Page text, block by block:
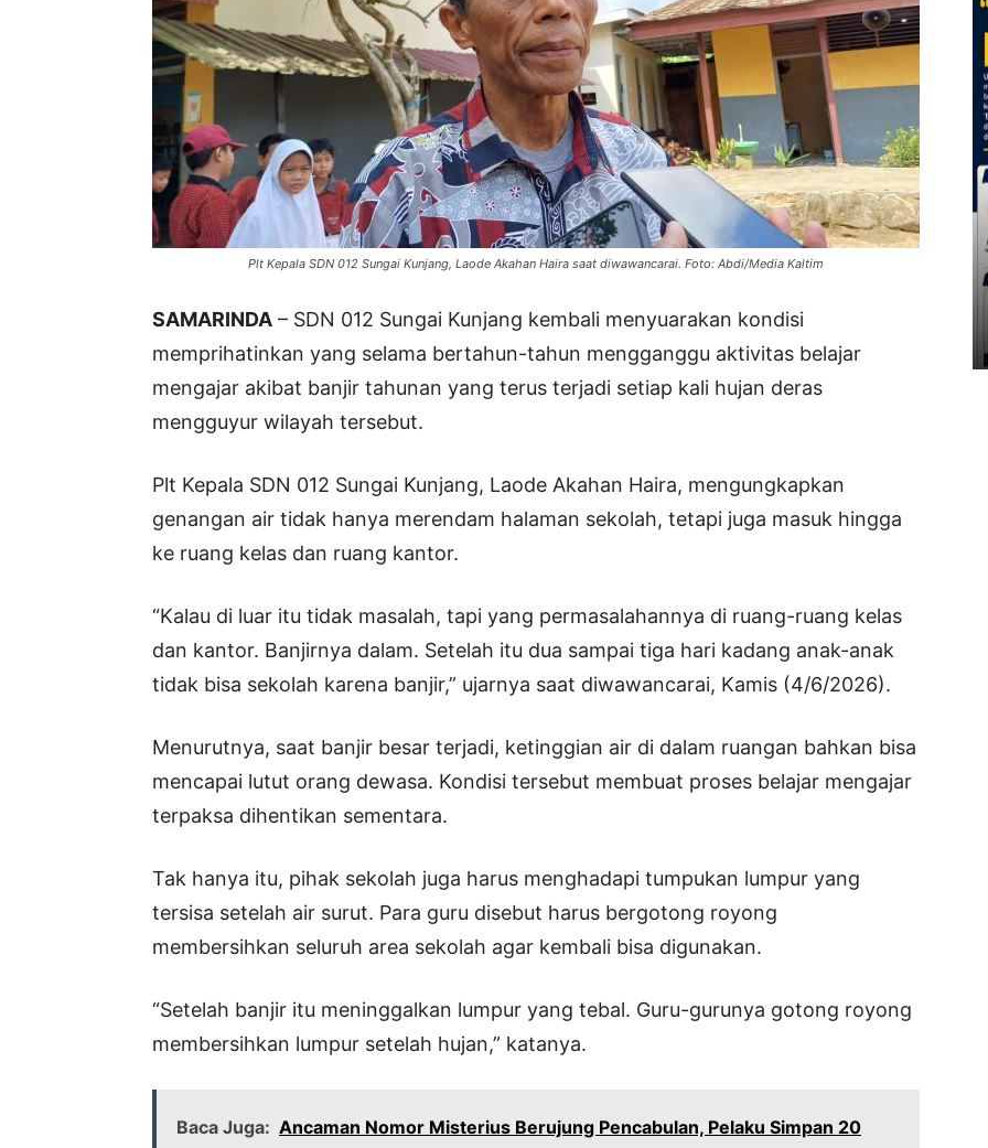
Plt Kepala SDN 012 Sungai Kunjang, Laode Akahan Haira saat diwawancarai. Foto: Abdi/Media Kaltim
SAMARINDA – SDN 012 Sungai Kunjang kembali menyuarakan kondisi
memprihatinkan yang selama bertahun-tahun mengganggu aktivitas belajar
mengajar akibat banjir tahunan yang terus terjadi setiap kali hujan deras
mengguyur wilayah tersebut.
Plt Kepala SDN 012 Sungai Kunjang, Laode Akahan Haira, mengungkapkan
genangan air tidak hanya merendam halaman sekolah, tetapi juga masuk hingga
ke ruang kelas dan ruang kantor.
“Kalau di luar itu tidak masalah, tapi yang permasalahannya di ruang-ruang kelas
dan kantor. Banjirnya dalam. Setelah itu dua sampai tiga hari kadang anak-anak
tidak bisa sekolah karena banjir,” ujarnya saat diwawancarai, Kamis (4/6/2026).
Menurutnya, saat banjir besar terjadi, ketinggian air di dalam ruangan bahkan bisa
mencapai lutut orang dewasa. Kondisi tersebut membuat proses belajar mengajar
terpaksa dihentikan sementara.
Tak hanya itu, pihak sekolah juga harus menghadapi tumpukan lumpur yang
tersisa setelah air surut. Para guru disebut harus bergotong royong
membersihkan seluruh area sekolah agar kembali bisa digunakan.
“Setelah banjir itu meninggalkan lumpur yang tebal. Guru-gurunya gotong royong
membersihkan lumpur setelah hujan,” katanya.
Baca Juga: Ancaman Nomor Misterius Berujung Pencabulan, Pelaku Simpan 20